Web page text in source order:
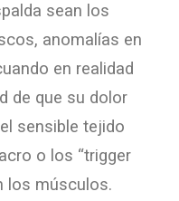
sean los
anomalías en
en realidad
de que su dolor
sensible tejido
o los “trigger
los músculos.